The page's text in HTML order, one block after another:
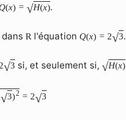
(x) = √H(x).
dansR l'équationQ(x) = 2√3.
2√3 si, et seulement si,√H(x)
√3)2 = 2√3